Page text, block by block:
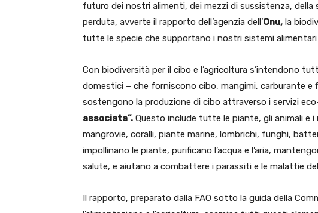
futuro dei nostri alimenti, dei mezzi di sussistenza, della
perduta, avverte il rapporto dell’agenzia dell’Onu, la
tutte le specie che supportano i nostri sistemi
Con biodiversità per il cibo e l’agricoltura s’intendono
domestici – che forniscono cibo, mangimi, carburante e
sostengono la produzione di cibo attraverso i servizi
associata”. Questo include tutte le piante, gli animali e
mangrovie, coralli, piante marine, lombrichi, funghi,
impollinano le piante, purificano l’acqua e l’aria,
salute, e aiutano a combattere i parassiti e le malattie
Il rapporto, preparato dalla FAO sotto la guida della